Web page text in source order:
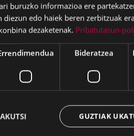
buruzko informazioa ere
diezun edo haiek beren zerbitzuak
dezaketenak. Pribatutasun-
Bideratzea
GUZTIAK